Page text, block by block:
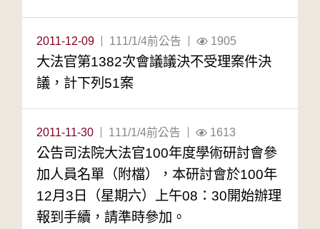
2011-12-09 111/1/4前公告 1905
大法官第1382次會議議決不受理案件決
議，計下列51案
2011-11-30 111/1/4前公告 1613
公告司法院大法官100年度學術研討會參
加人員名單（附檔），本研討會於100年
12月3日（星期六）上午08：30開始辦理
報到手續，請準時參加。